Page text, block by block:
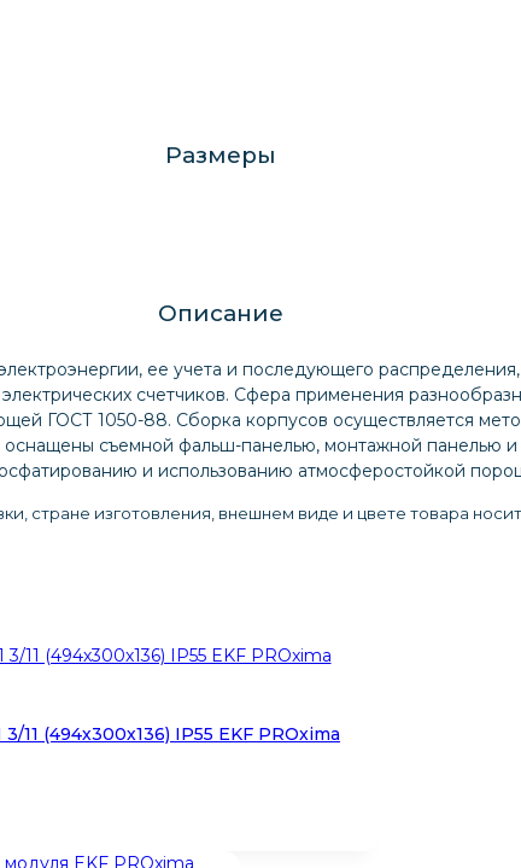
Размеры
Описание
ее учета и последующего
счетчиков. Сфера применения
ГОСТ 1050-88. Сборка корпусов осуществляется
оснащены съемной фальш-панелью, монтажной
и использованию атмосферостойкой
стране изготовления, внешнем виде и цвете товара
(494х300х136) IP55 EKF PROxima